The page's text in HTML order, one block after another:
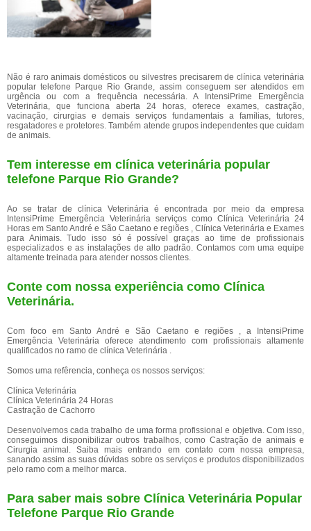
Não é raro animais domésticos ou silvestres precisarem de clínica veterinária
popular telefone Parque Rio Grande, assim conseguem ser atendidos em
urgência ou com a frequência necessária. A IntensiPrime Emergência
Veterinária, que funciona aberta 24 horas, oferece exames, castração,
vacinação, cirurgias e demais serviços fundamentais a famílias, tutores,
resgatadores e protetores. Também atende grupos independentes que cuidam
de animais.
Tem interesse em clínica veterinária popular
telefone Parque Rio Grande?
Ao se tratar de clínica Veterinária é encontrada por meio da empresa
IntensiPrime Emergência Veterinária serviços como Clínica Veterinária 24
Horas em Santo André e São Caetano e regiões , Clínica Veterinária e Exames
para Animais. Tudo isso só é possível graças ao time de profissionais
especializados e as instalações de alto padrão. Contamos com uma equipe
altamente treinada para atender nossos clientes.
Conte com nossa experiência como Clínica
Veterinária.
Com foco em Santo André e São Caetano e regiões , a IntensiPrime
Emergência Veterinária oferece atendimento com profissionais altamente
qualificados no ramo de clínica Veterinária .
Somos uma refêrencia, conheça os nossos serviços:
Clínica Veterinária
Clínica Veterinária 24 Horas
Castração de Cachorro
Desenvolvemos cada trabalho de uma forma profissional e objetiva. Com isso,
conseguimos disponibilizar outros trabalhos, como Castração de animais e
Cirurgia animal. Saiba mais entrando em contato com nossa empresa,
sanando assim as suas dúvidas sobre os serviços e produtos disponibilizados
pelo ramo com a melhor marca.
Para saber mais sobre Clínica Veterinária Popular
Telefone Parque Rio Grande